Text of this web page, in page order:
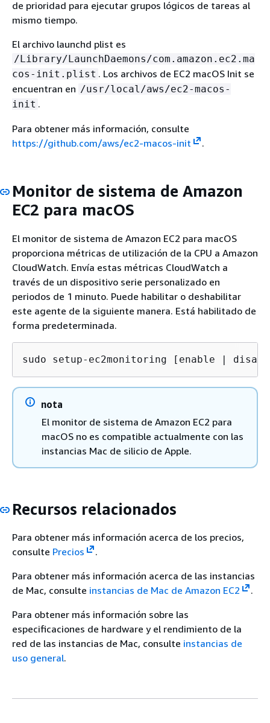
de prioridad para ejecutar grupos lógicos de tareas al
mismo tiempo.
El archivo launchd plist es
/Library/LaunchDaemons/com.amazon.ec2.ma
cos-init.plist . Los archivos de EC2 macOS Init se
encuentran en /usr/local/aws/ec2-macos-
init .
Para obtener más información, consulte
https://github.com/aws/ec2-macos-init
.
Monitor de sistema de Amazon
EC2 para macOS
El monitor de sistema de Amazon EC2 para macOS
proporciona métricas de utilización de la CPU a Amazon
CloudWatch. Envía estas métricas CloudWatch a
través de un dispositivo serie personalizado en
periodos de 1 minuto. Puede habilitar o deshabilitar
este agente de la siguiente manera. Está habilitado de
forma predeterminada.
sudo setup-ec2monitoring [enable |
nota
El monitor de sistema de Amazon EC2 para
macOS no es compatible actualmente con las
instancias Mac de silicio de Apple.
Recursos relacionados
Para obtener más información acerca de los precios,
consulte Precios
.
Para obtener más información acerca de las instancias
de Mac, consulte instancias de Mac de Amazon EC2
.
Para obtener más información sobre las
especificaciones de hardware y el rendimiento de la
red de las instancias de Mac, consulte instancias de
uso general.